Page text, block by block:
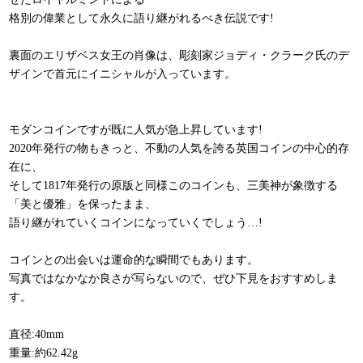
格別の偉業として永久に語り継がれるべき伝説です!
裏面のエリザベス女王の肖像は、彫刻家ジョディ・クラーク氏のデ
ザインで首元にイニシャルが入っています。
モダンコインですが既に人気が急上昇しています!
2020年発行の物もきっと、不動の人気を誇る英国コインの中心的存
在に、
そして1817年発行の原版と同様このコインも、三美神が象徴する
「美と優雅」を保ったまま、
語り継がれていくコインになっていくでしょう…!
コインとの出会いは運命的な瞬間でもあります。
写真ではなかなか良さが写らないので、ぜひ下見をおすすめしま
す。
直径:40mm
重量:約62.42g